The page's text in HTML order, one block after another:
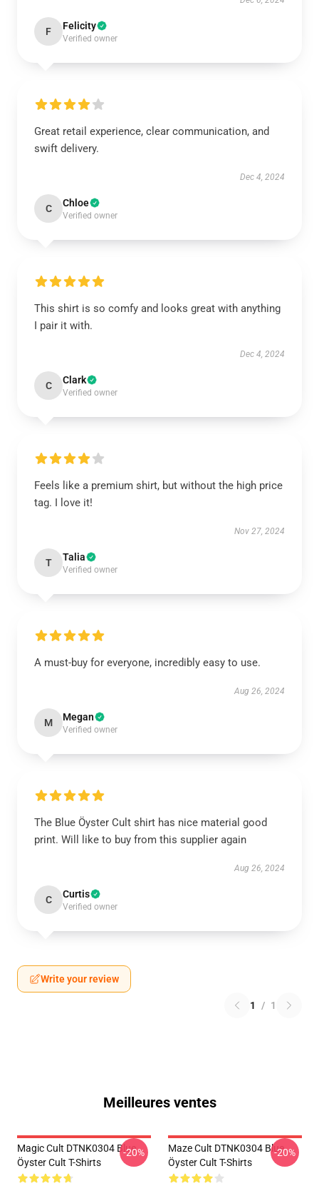
F Felicity
Verified owner
Great retail experience, clear communication, and
swift delivery.
Dec 4, 2024
C Chloe
Verified owner
This shirt is so comfy and looks great with anything
I pair it with.
Dec 4, 2024
C Clark
Verified owner
Feels like a premium shirt, but without the high price
tag. I love it!
Nov 27, 2024
T Talia
Verified owner
A must-buy for everyone, incredibly easy to use.
Aug 26, 2024
M Megan
Verified owner
The Blue Öyster Cult shirt has nice material good
print. Will like to buy from this supplier again
Aug 26, 2024
C Curtis
Verified owner
Write your review
1 / 1
Meilleures ventes
Magic Cult DTNK0304 Blue
Öyster Cult T-Shirts
-20%
Maze Cult DTNK0304 Blue
Öyster Cult T-Shirts
-20%